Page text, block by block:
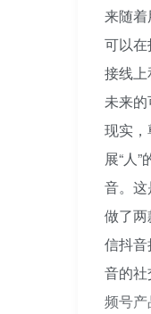
来随
可以
接线
未来
现实
展“人
音。
做了
信抖
音的
频号